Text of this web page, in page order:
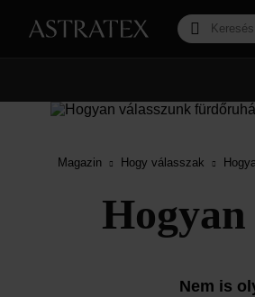
Magazin Hogy válasszak
Nem is